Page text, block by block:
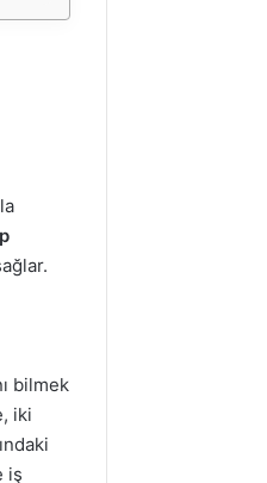
bilmek
iki
iş